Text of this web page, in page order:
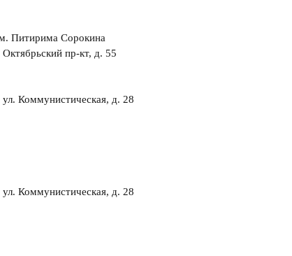
Питирима Сорокина
пр-кт, д. 55
Коммунистическая, д. 28
Коммунистическая, д. 28